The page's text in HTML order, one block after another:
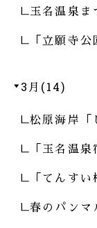
玉名温泉ま
「立願寺公
3月(14)
松原海岸「
「玉名温泉
「てんすい
春のパンマ